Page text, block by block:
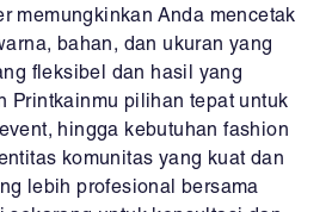
memungkinkan Anda mencetak
bahan, dan ukuran yang
fleksibel dan hasil yang
Printkainmu pilihan tepat untuk
hingga kebutuhan fashion
komunitas yang kuat dan
lebih profesional bersama